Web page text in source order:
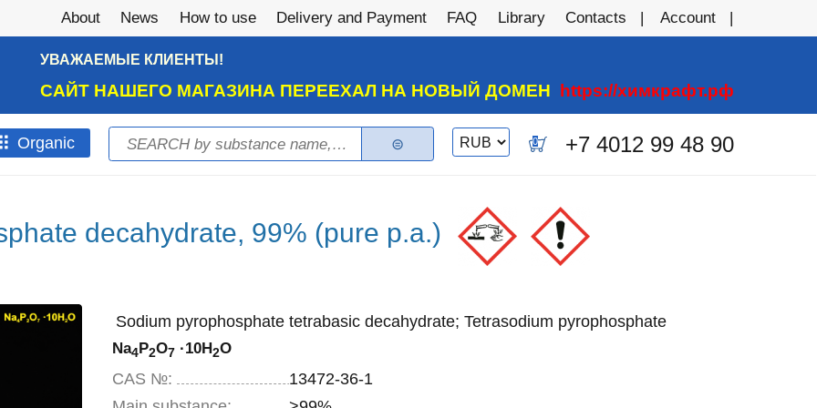
About News How to use Delivery and Payment FAQ Library Contacts Account
УВАЖАЕМЫЕ КЛИЕНТЫ!
САЙТ НАШЕГО МАГАЗИНА ПЕРЕЕХАЛ НА НОВЫЙ ДОМЕН https://химкрафт.рф
Оrganic Search form
Search
Switch
currency
0 +7 4012 99 48 90
decahydrate, 99% (pure p.a.)
Sodium pyrophosphate tetrabasic decahydrate; Tetrasodium pyrophosphate
Na4P2O7·10H2O
CAS №:
13472-36-1